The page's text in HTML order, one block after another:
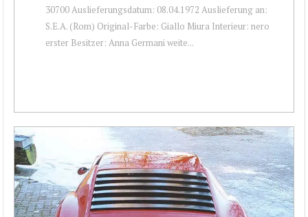
30700 Auslieferungsdatum: 08.04.1972 Auslieferung an:
S.E.A. (Rom) Original-Farbe: Giallo Miura Interieur: nero
erster Besitzer: Anna Germani weite...